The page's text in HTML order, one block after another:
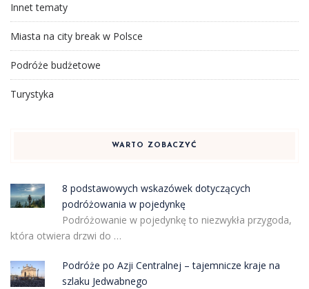
Innet tematy
Miasta na city break w Polsce
Podróże budżetowe
Turystyka
WARTO ZOBACZYĆ
8 podstawowych wskazówek dotyczących
podróżowania w pojedynkę
Podróżowanie w pojedynkę to niezwykła przygoda,
która otwiera drzwi do …
Podróże po Azji Centralnej – tajemnicze kraje na
szlaku Jedwabnego